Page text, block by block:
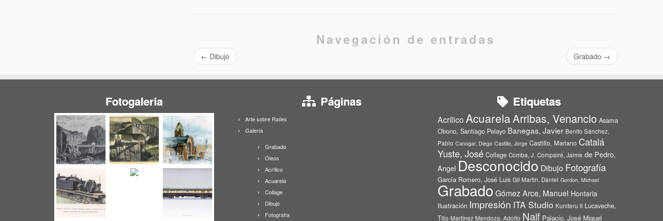
Navegación de entradas
← Dibujo Grabado →
Fotogaleria Páginas
Arte sobre Raíles
Galería
Grabado
Óleos
Acrílico
Acuarela
Collage
Dibujo
Fotografía
Etiquetas
Acrílico AcuarelaArribas, Venancio Asama
Obono, Santiago Pelayo Banegas, Javier Benito Sánchez,
Pablo Canogar, Diego Castillo, Jorge Castillo, Mariano Catalá
Yuste, José Collage Comba, J. Compairé, Jaime de Pedro,
Angel Desconocido Dibujo Fotografía
García Romero, José Luis Gil Martín, Daniel Gordon, Michael
Grabado Gómez Arce, Manuel Hontaria
Ilustración Impresión ITA Studio Kuniteru II Lucaveche,
Tito Martínez Mendoza, Adolfo Naif Palacio, José Miguel